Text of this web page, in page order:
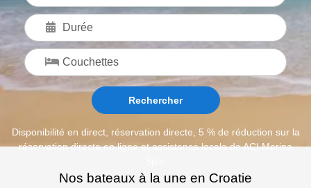
Rechercher
Disponibilité en direct, réservation directe, 5 % de réduction sur la
réservation directe en ligne et assistance locale de ACI Marina
Nos bateaux à la une en Croatie